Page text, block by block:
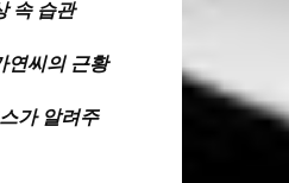
속 습관
연씨의 근황
가 알려주